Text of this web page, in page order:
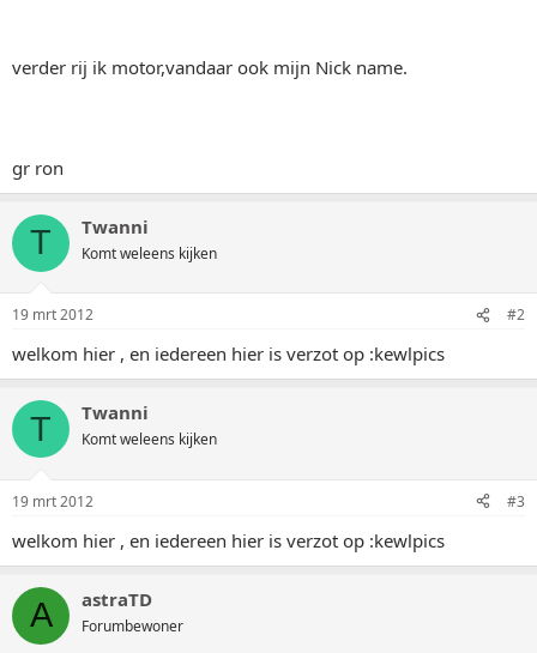
verder rij ik motor,vandaar ook mijn Nick name.
gr ron
T Twanni
Komt weleens kijken
19 mrt 2012 #2
welkom hier , en iedereen hier is verzot op :kewlpics
T Twanni
Komt weleens kijken
19 mrt 2012 #3
welkom hier , en iedereen hier is verzot op :kewlpics
A astraTD
Forumbewoner